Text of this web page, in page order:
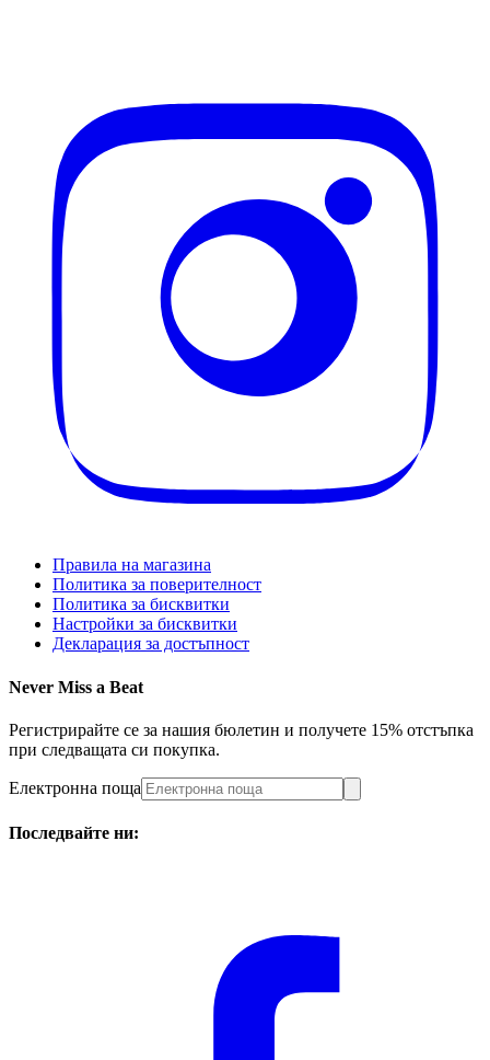
Правила на магазина
Политика за поверителност
Политика за бисквитки
Настройки за бисквитки
Декларация за достъпност
Never Miss a Beat
Регистрирайте се за нашия бюлетин и получете 15% отстъпка
при следващата си покупка.
Електронна поща
Последвайте ни: